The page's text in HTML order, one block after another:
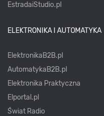
EstradaiStudio.pl
ELEKTRONIKA I AUTOMATYKA
ElektronikaB2B.pl
AutomatykaB2B.pl
Elektronika Praktyczna
Elportal.pl
Świat Radio